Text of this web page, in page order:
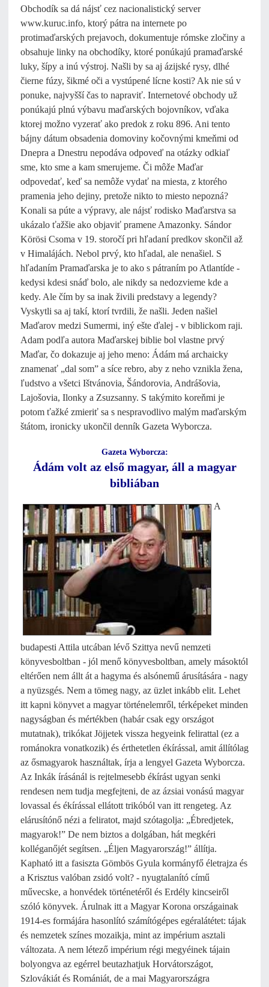
Obchodík sa dá nájsť cez nacionalistický server
www.kuruc.info, ktorý pátra na internete po
protimaďarských prejavoch, dokumentuje rómske zločiny a
obsahuje linky na obchodíky, ktoré ponúkajú pramaďarské
luky, šípy a inú výstroj. Našli by sa aj ázijské rysy, dlhé
čierne fúzy, šikmé oči a vystúpené lícne kosti? Ak nie sú v
ponuke, najvyšší čas to napraviť. Internetové obchody už
ponúkajú plnú výbavu maďarských bojovníkov, vďaka
ktorej možno vyzerať ako predok z roku 896. Ani tento
bájny dátum obsadenia domoviny kočovnými kmeňmi od
Dnepra a Dnestru nepodáva odpoveď na otázky odkiaľ
sme, kto sme a kam smerujeme. Či môže Maďar
odpovedať, keď sa nemôže vydať na miesta, z ktorého
pramenia jeho dejiny, pretože nikto to miesto nepozná?
Konali sa púte a výpravy, ale nájsť rodisko Maďarstva sa
ukázalo ťažšie ako objaviť pramene Amazonky. Sándor
Körösi Csoma v 19. storočí pri hľadaní predkov skončil až
v Himalájách. Nebol prvý, kto hľadal, ale nenašiel. S
hľadaním Pramaďarska je to ako s pátraním po Atlantíde -
kedysi kdesi snáď bolo, ale nikdy sa nedozvieme kde a
kedy. Ale čím by sa inak živili predstavy a legendy?
Vyskytli sa aj takí, ktorí tvrdili, že našli. Jeden našiel
Maďarov medzi Sumermi, iný ešte ďalej - v biblickom raji.
Adam podľa autora Maďarskej biblie bol vlastne prvý
Maďar, čo dokazuje aj jeho meno: Ádám má archaicky
znamenať „dal som” a síce rebro, aby z neho vznikla žena,
ľudstvo a všetci Ištvánovia, Šándorovia, Andrášovia,
Lajošovia, Ilonky a Zsuzsanny. S takýmito koreňmi je
potom ťažké zmieriť sa s nespravodlivo malým maďarským
štátom, ironicky ukončil denník Gazeta Wyborcza.
Gazeta Wyborcza:
Ádám volt az első magyar, áll a magyar
bibliában
A
budapesti Attila utcában lévő Szittya nevű nemzeti
könyvesboltban - jól menő könyvesboltban, amely másoktól
eltérően nem állt át a hagyma és alsónemű árusítására - nagy
a nyüzsgés. Nem a tömeg nagy, az üzlet inkább elit. Lehet
itt kapni könyvet a magyar történelemről, térképeket minden
nagyságban és mértékben (habár csak egy országot
mutatnak), trikókat Jöjjetek vissza hegyeink felirattal (ez a
románokra vonatkozik) és érthetetlen ékírással, amit állítólag
az ősmagyarok használtak, írja a lengyel Gazeta Wyborcza.
Az Inkák írásánál is rejtelmesebb ékírást ugyan senki
rendesen nem tudja megfejteni, de az ázsiai vonású magyar
lovassal és ékírással ellátott trikóból van itt rengeteg. Az
elárusítónő nézi a feliratot, majd szótagolja: „Ébredjetek,
magyarok!” De nem biztos a dolgában, hát megkéri
kolléganőjét segítsen. „Éljen Magyarország!” állítja.
Kapható itt a fasiszta Gömbös Gyula kormányfő életrajza és
a Krisztus valóban zsidó volt? - nyugtalanító című
művecske, a honvédek történetéről és Erdély kincseiről
szóló könyvek. Árulnak itt a Magyar Korona országainak
1914-es formájára hasonlító számítógépes egéralátétet: tájak
és nemzetek színes mozaikja, mint az impérium asztali
változata. A nem létező impérium régi megyéinek tájain
bolyongva az egérrel beutazhatjuk Horvátországot,
Szlovákiát és Romániát, de a mai Magyarországra